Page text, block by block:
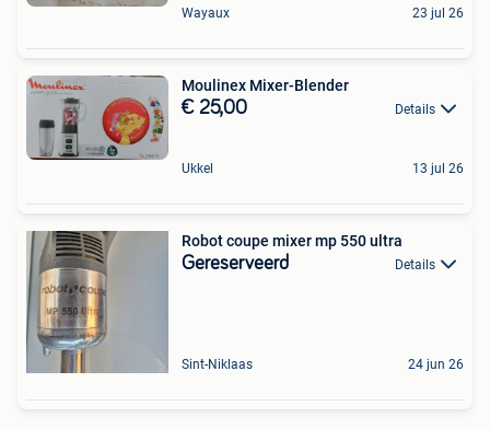
Wayaux 23 jul 26
Moulinex Mixer-Blender
€ 25,00 Details
Ukkel 13 jul 26
Robot coupe mixer mp 550 ultra
Gereserveerd Details
Sint-Niklaas 24 jun 26